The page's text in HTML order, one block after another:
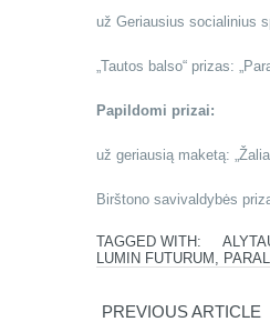
už Geriausius socialinius
„Tautos balso“ prizas:
Papildomi prizai:
už geriausią maketą:
Birštono savivaldybės
TAGGED WITH:
LUMIN FUTURUM
PREVIOUS ARTICLE